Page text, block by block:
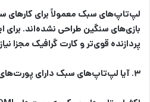
لپ‌تاپ‌های سبک معمولاً برای کارهای
بازی‌های سنگین طراحی نشده‌اند. برای
پردازنده قوی‌تر و کارت گرافیک مجزا
۳. آیا لپ‌تاپ‌های سبک دارای پورت‌های کافی هستند؟